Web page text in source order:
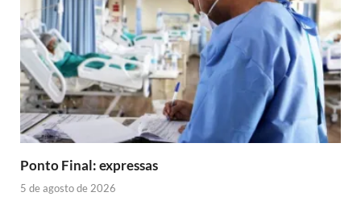
Ponto Final: expressas
5 de agosto de 2026